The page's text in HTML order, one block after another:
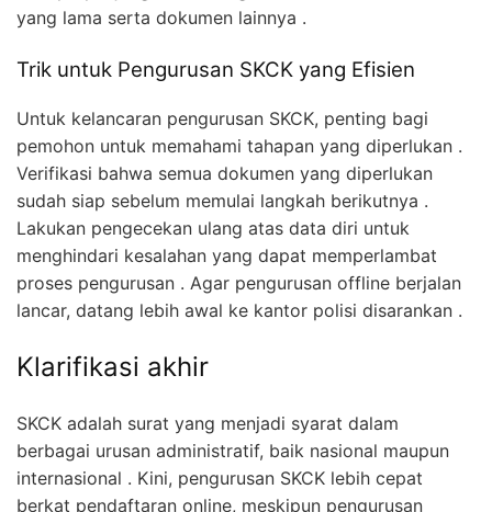
yang lama serta dokumen lainnya .
Trik untuk Pengurusan SKCK yang Efisien
Untuk kelancaran pengurusan SKCK, penting bagi
pemohon untuk memahami tahapan yang diperlukan .
Verifikasi bahwa semua dokumen yang diperlukan
sudah siap sebelum memulai langkah berikutnya .
Lakukan pengecekan ulang atas data diri untuk
menghindari kesalahan yang dapat memperlambat
proses pengurusan . Agar pengurusan offline berjalan
lancar, datang lebih awal ke kantor polisi disarankan .
Klarifikasi akhir
SKCK adalah surat yang menjadi syarat dalam
berbagai urusan administratif, baik nasional maupun
internasional . Kini, pengurusan SKCK lebih cepat
berkat pendaftaran online, meskipun pengurusan